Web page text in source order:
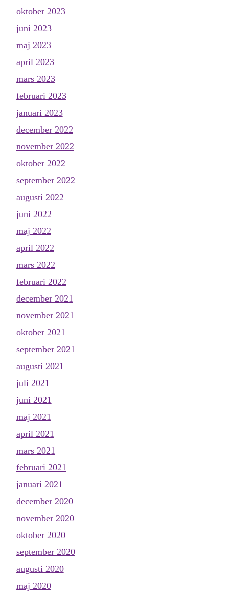
oktober 2023
juni 2023
maj 2023
april 2023
mars 2023
februari 2023
januari 2023
december 2022
november 2022
oktober 2022
september 2022
augusti 2022
juni 2022
maj 2022
april 2022
mars 2022
februari 2022
december 2021
november 2021
oktober 2021
september 2021
augusti 2021
juli 2021
juni 2021
maj 2021
april 2021
mars 2021
februari 2021
januari 2021
december 2020
november 2020
oktober 2020
september 2020
augusti 2020
maj 2020